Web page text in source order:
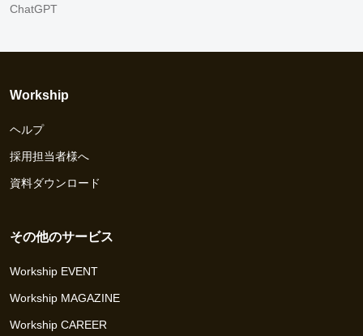
ChatGPT
Workship
ヘルプ
採用担当者様へ
資料ダウンロード
その他のサービス
Workship EVENT
Workship MAGAZINE
Workship CAREER